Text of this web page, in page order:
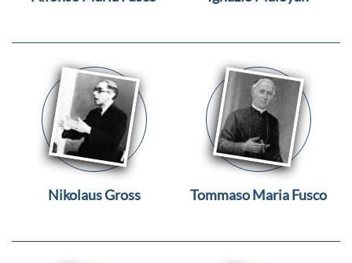
Nikolaus Gross Tommaso Maria Fusco